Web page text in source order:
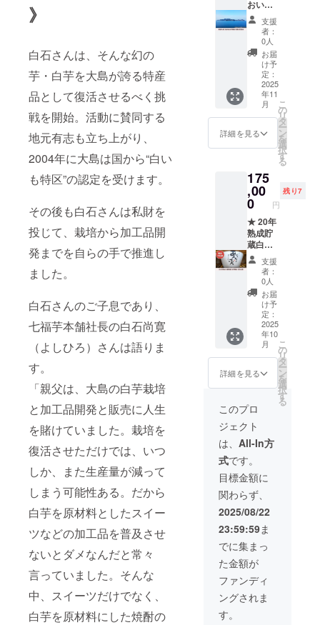
》
白石さんは、そんな幻の
芋・白芋を大島が誇る特産
品として復活させるべく挑
戦を開始。活動に賛同する
地元有志も立ち上がり、
2004年に大島は国から“白い
も特区”の認定を受けます。
その後も白石さんは私財を
投じて、栽培から加工品開
発までを自らの手で推進し
ました。
白石さんのご子息であり、
七福芋本舗社長の白石尚寛
（よしひろ）さんは語りま
す。
「親父は、大島の白芋栽培
と加工品開発と販売に人生
を賭けていました。栽培を
復活させただけでは、いつ
しか、また生産量が減って
しまう可能性ある。だから
白芋を原材料としたスイー
ツなどの加工品を普及させ
ないとダメなんだと常々
言っていました。そんな
中、スイーツだけでなく、
白芋を原材料にした焼酎の
くださ
い）
※20歳未
満の者
による
飲酒は
法令で
禁止さ
れてい
ます。
満の方
はこの
ンを選
択でき
ません
テキス
ト掲
載。掲
載箇所
はクラ
ウド
ファン
ディン
グ御礼
ページ
載を予
定して
援時、
必ず備
考欄に
掲載を
希望さ
れるお
名前を
ご記入
くださ
い）
※20歳未
満の者
による
飲酒は
法令で
禁止さ
ます。
20歳未
はこの
リター
ンを選
択でき
ません
援者氏
名（ペ
ンネー
ム可）
クレ
ジット
掲載
（掲載
期間：
2025年
～、事
業が存
載予定
／掲載
方法：
ト掲
載。掲
載箇所
はクラ
ウド
ファン
ディン
グ御礼
ページ
にて掲
載を予
定して
す／支
援時、
考欄に
掲載を
希望さ
れるお
ご記入
くださ
い）
※20歳未
満の者
による
飲酒は
法令で
禁止さ
れてい
ます。
20歳未
満の方
方法：
テキス
ト掲
載。掲
載箇所
はクラ
ウド
ファン
ディン
グ御礼
ページ
にて掲
す／支
援時、
必ず備
考欄に
掲載を
希望さ
れるお
名前を
ご記入
くださ
い）
※20歳未
満の者
による
飲酒は
法令で
禁止さ
れてい
満の方
リター
ンを選
択でき
ませ
ん。
ンだっ
た故・
白石徹
さん歌
音源
（メー
ルにて
ダウン
ロード
URLを
記載い
たしま
の動画5
本
（メー
ルにて
動画閲
覧サイ
トの限
定URL
を記載
いたし
ます）
・ 七福
芋本舗
HPに支
援者氏
名（ペ
ンネー
ム可）
掲載
（掲載
期間：
2025年
11月
～、事
業が存
続する
限り掲
載予定
／掲載
方法：
テキス
ト掲
載。掲
載箇所
はクラ
ウド
イス
キーを
入れる
こと
で、自
宅で
「追体
験の熟
成」が
楽しめ
ます。
インテ
リアに
も。 ※
典 ・20
年振り
返り年
表 ・
ミュー
ジシャ
ンだっ
た故・
白石徹
さん歌
音源
（メー
ルにて
ダウン
ロード
URLを
記載い
たしま
す） ・
親子二
代物語
の動画5
本
（メー
ルにて
動画閲
覧サイ
トの限
定URL
を記載
いたし
ます）
・ 七福
芋本舗
HPに支
援者氏
名（ペ
ンネー
おいで
ん
や！
地域お
こし協
⼒隊が
新居⼤
島をご
案内
し、夜
は、幻
の白い
も焼酎
を飲み
楽しく
交流会
実施特
別プラ
ン ※現
地（JR
新居浜
駅）現
地集
合・現
地解散
となり
ます。
※リター
ンに
は、地
域おこ
し協力
隊によ
る案内
料、夜
の交流
会飲食
代金が
含まれ
ます。
※交通
費・宿
泊代は
含まれ
ており
ませ
ん。交
通費・
滞在費
は各自
負担と
なりま
支援
者：
0人
お届
け予
定：
2025
年11
月
詳細を見る
こ
の
リ
タ
ー
ン
を
選
択
す
る
175
,00
0 円
残り7
★ 20年
熟成貯
蔵白芋
焼酎
（30L
甕）
（送料
込み）
※以下特
典 ・20
年振り
返り年
表 ・
ミュー
ジシャ
ンだっ
た故・
白石徹
さん歌
音源
（メー
ルにて
ダウン
ロード
URLを
記載い
たしま
す） ・
親子二
代物語
の動画5
本
（メー
ルにて
支援
者：
0人
お届
け予
定：
2025
年10
月
詳細を見る
こ
の
リ
タ
ー
ン
を
選
択
す
る
このプロ
ジェクト
は、 All-In方
式です。
目標金額に
関わらず、
2025/08/22
23:59:59ま
でに集まっ
た金額が
ファンディ
ングされま
す。